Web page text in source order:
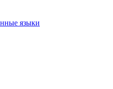
языки